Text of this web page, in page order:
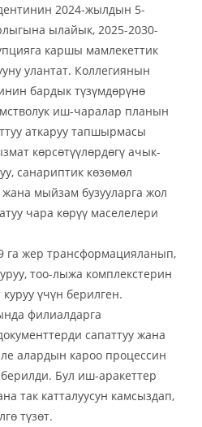
2024-жылдын 5-
ылайык, 2025-2030-
каршы мамлекеттик
улантат. Коллегиянын
бардык түзүмдөрүнө
иш-чаралар планын
аткаруу тапшырмасы
көрсөтүүлөрдөгү ачык-
санариптик көзөмөл
мыйзам бузууларга жол
чара көрүү маселелери
га жер трансформацияланып,
тоо-лыжа комплекстерин
үчүн берилген.
филиалдарга
сапаттуу жана
алардын кароо процессин
Бул иш-аракеттер
так катталуусун камсыздап,
түзөт.